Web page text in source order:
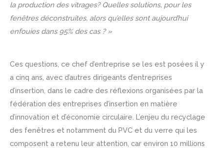
la production des vitrages? Quelles solutions, pour les
fenêtres déconstruites, alors qu’elles sont aujourd’hui
enfouies dans 95% des cas ? »
Ces questions, ce chef d’entreprise se les est posées il y
a cinq ans, avec d’autres dirigeants d’entreprises
d’insertion, dans le cadre des réflexions organisées par la
fédération des entreprises d’insertion en matière
d’innovation et d’économie circulaire. L’enjeu du recyclage
des fenêtres et notamment du PVC et du verre qui les
composent a retenu leur attention, car environ 10 millions